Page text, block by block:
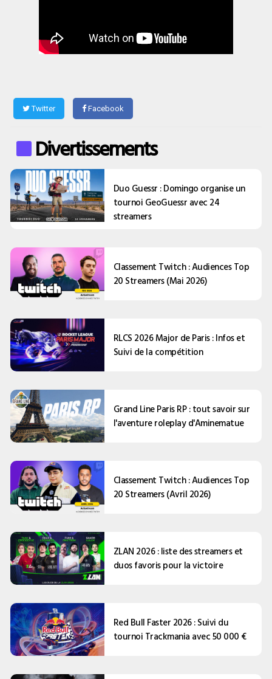
Twitter Facebook
Divertissements
Duo Guessr : Domingo organise un
tournoi GeoGuessr avec 24
streamers
Classement Twitch : Audiences Top
20 Streamers (Mai 2026)
RLCS 2026 Major de Paris : Infos et
Suivi de la compétition
Grand Line Paris RP : tout savoir sur
l'aventure roleplay d'Aminematue
Classement Twitch : Audiences Top
20 Streamers (Avril 2026)
ZLAN 2026 : liste des streamers et
duos favoris pour la victoire
Red Bull Faster 2026 : Suivi du
tournoi Trackmania avec 50 000 €